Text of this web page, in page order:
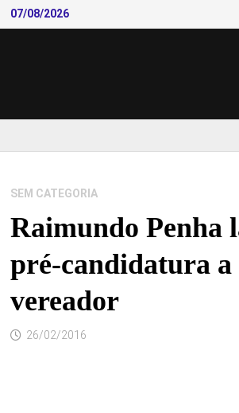
Skip
to
07/08/2026
SEM CATEGORIA
Raimundo Penha
pré-candidatura a
vereador
26/02/2016